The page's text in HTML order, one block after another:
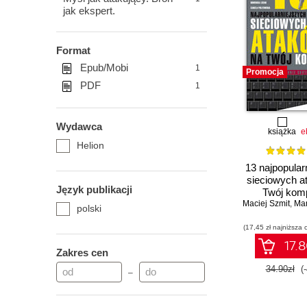
jak ekspert.
Format
Epub/Mobi
1
PDF 1
Wydawca
Helion
Język publikacji
polski
Zakres cen
–
Promocja
książka
13
sieciowych
Twój
Wykrywanie,
Maciej Szmit,
(17,45 zł najniższa
34.90zł